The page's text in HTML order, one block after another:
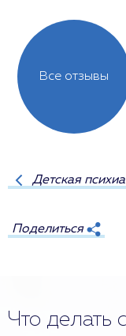
Все отзывы
Детская
Поделиться
Что делать